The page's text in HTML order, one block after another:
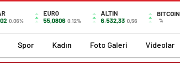
0.06%
EURO
55,0806 0.12%
ALTIN
6.532,33 0,56
BITCOIN
%
Spor Kadın Foto Galeri Videolar